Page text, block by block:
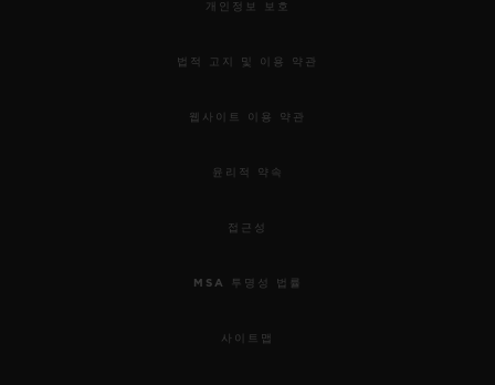
개인정보 보호
법적 고지 및 이용 약관
웹사이트 이용 약관
윤리적 약속
접근성
MSA 투명성 법률
사이트맵